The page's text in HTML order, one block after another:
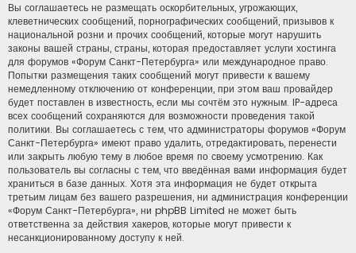
Вы соглашаетесь не размещать оскорбительных, угрожающих,
клеветнических сообщений, порнографических сообщений, призывов к
национальной розни и прочих сообщений, которые могут нарушить
законы вашей страны, страны, которая предоставляет услуги хостинга
для форумов «Форум Санкт-Петербурга» или международное право.
Попытки размещения таких сообщений могут привести к вашему
немедленному отключению от конференции, при этом ваш провайдер
будет поставлен в известность, если мы сочтём это нужным. IP-адреса
всех сообщений сохраняются для возможности проведения такой
политики. Вы соглашаетесь с тем, что администраторы форумов «Форум
Санкт-Петербурга» имеют право удалить, отредактировать, перенести
или закрыть любую тему в любое время по своему усмотрению. Как
пользователь вы согласны с тем, что введённая вами информация будет
храниться в базе данных. Хотя эта информация не будет открыта
третьим лицам без вашего разрешения, ни администрация конференции
«Форум Санкт-Петербурга», ни phpBB Limited не может быть
ответственна за действия хакеров, которые могут привести к
несанкционированному доступу к ней.